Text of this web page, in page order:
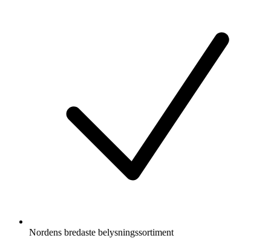
Nordens bredaste belysningssortiment